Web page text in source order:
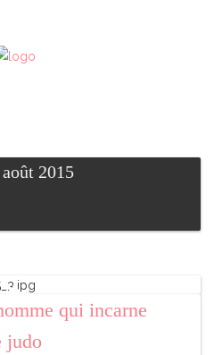
2015
qui incarne
judo